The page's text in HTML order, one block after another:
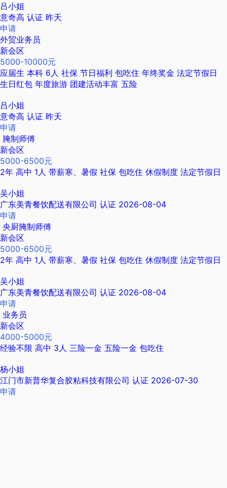
吕小姐
意奇高 认证 昨天
申请
外贸业务员
新会区
5000-10000元
应届生 本科 6人 社保 节日福利 包吃住 年终奖金 法定节假日
生日红包 年度旅游 团建活动丰富 五险
吕小姐
意奇高 认证 昨天
申请
腌制师傅
新会区
5000-6500元
2年 高中 1人 带薪寒、暑假 社保 包吃住 休假制度 法定节假日
吴小姐
广东美青餐饮配送有限公司 认证 2026-08-04
申请
央厨腌制师傅
新会区
5000-6500元
2年 高中 1人 带薪寒、暑假 社保 包吃住 休假制度 法定节假日
吴小姐
广东美青餐饮配送有限公司 认证 2026-08-04
申请
业务员
新会区
4000-5000元
经验不限 高中 3人 三险一金 五险一金 包吃住
杨小姐
江门市新普华复合胶粘科技有限公司 认证 2026-07-30
申请